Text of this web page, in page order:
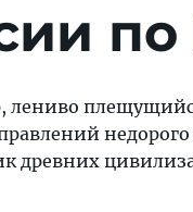
лениво
древних